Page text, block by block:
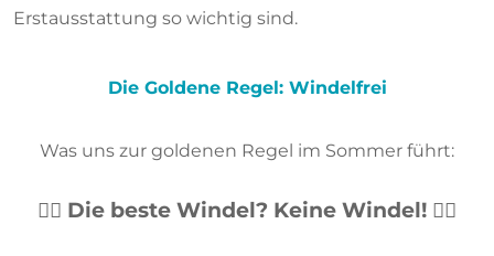
Erstausstattung so wichtig sind.
Die Goldene Regel: Windelfrei
Was uns zur goldenen Regel im Sommer führt:
👉🏻 Die beste Windel? Keine Windel! 👈🏻